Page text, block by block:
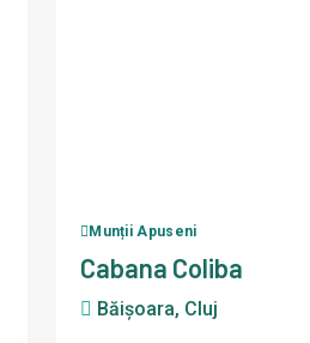
Munții Apuseni
Cabana Coliba
Băișoara, Cluj